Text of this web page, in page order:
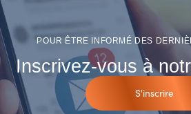
POUR ÊTRE INFORMÉ DES
Inscrivez-vous à
S'inscrire